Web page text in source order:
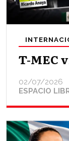
T-MEC
ESPACIO
02/07/2026